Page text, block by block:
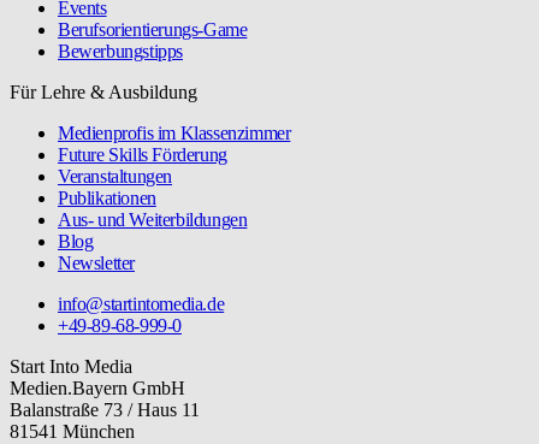
Events
Berufsorientierungs-Game
Bewerbungstipps
Für Lehre & Ausbildung
Medienprofis im Klassenzimmer
Future Skills Förderung
Veranstaltungen
Publikationen
Aus- und Weiterbildungen
Blog
Newsletter
info@startintomedia.de
+49-89-68-999-0
Start Into Media
Medien.Bayern GmbH
Balanstraße 73 / Haus 11
81541 München